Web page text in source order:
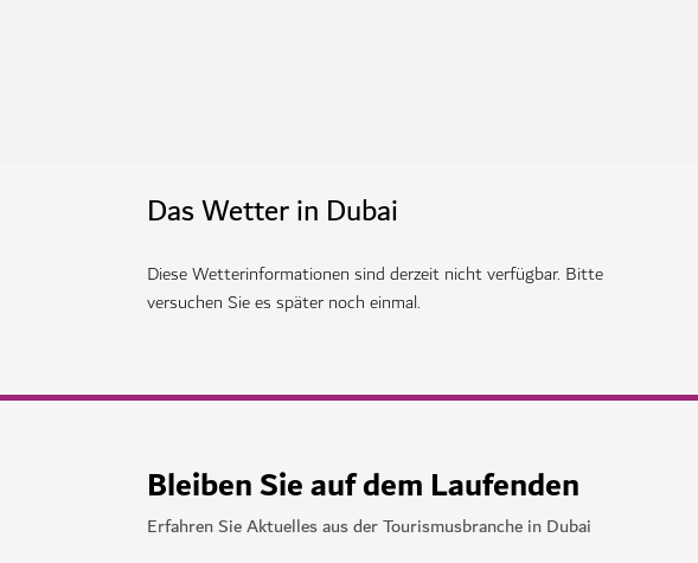
Das Wetter in Dubai
Diese Wetterinformationen sind derzeit nicht verfügbar. Bitte
versuchen Sie es später noch einmal.
Bleiben Sie auf dem Laufenden
Erfahren Sie Aktuelles aus der Tourismusbranche in Dubai